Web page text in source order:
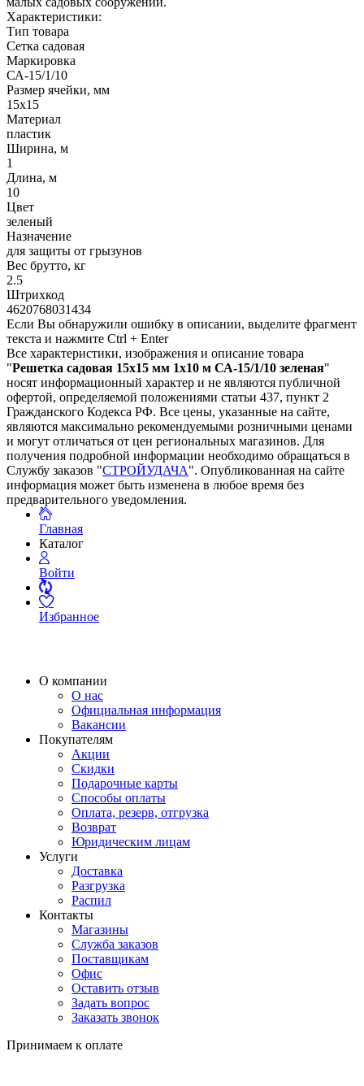
Характеристики:
Тип товара
Сетка садовая
Маркировка
СА-15/1/10
Размер ячейки, мм
15х15
Материал
пластик
Ширина, м
1
Длина, м
10
Цвет
зеленый
Назначение
для защиты от грызунов
Вес брутто, кг
2.5
Штрихкод
4620768031434
Если Вы обнаружили ошибку в описании, выделите фрагмент
текста и нажмите Ctrl + Enter
Все характеристики, изображения и описание товара
"Решетка садовая 15х15 мм 1х10 м СА-15/1/10 зеленая"
носят информационный характер и не являются публичной
офертой, определяемой положениями статьи 437, пункт 2
Гражданского Кодекса РФ. Все цены, указанные на сайте,
являются максимально рекомендуемыми розничными ценами
и могут отличаться от цен региональных магазинов. Для
получения подробной информации необходимо обращаться в
Службу заказов "СТРОЙУДАЧА". Опубликованная на сайте
информация может быть изменена в любое время без
предварительного уведомления.
Главная
Каталог
Войти
Избранное
О компании
О нас
Официальная информация
Вакансии
Покупателям
Акции
Скидки
Подарочные карты
Способы оплаты
Оплата, резерв, отгрузка
Возврат
Юридическим лицам
Услуги
Доставка
Разгрузка
Распил
Контакты
Магазины
Служба заказов
Поставщикам
Офис
Оставить отзыв
Задать вопрос
Заказать звонок
Принимаем к оплате